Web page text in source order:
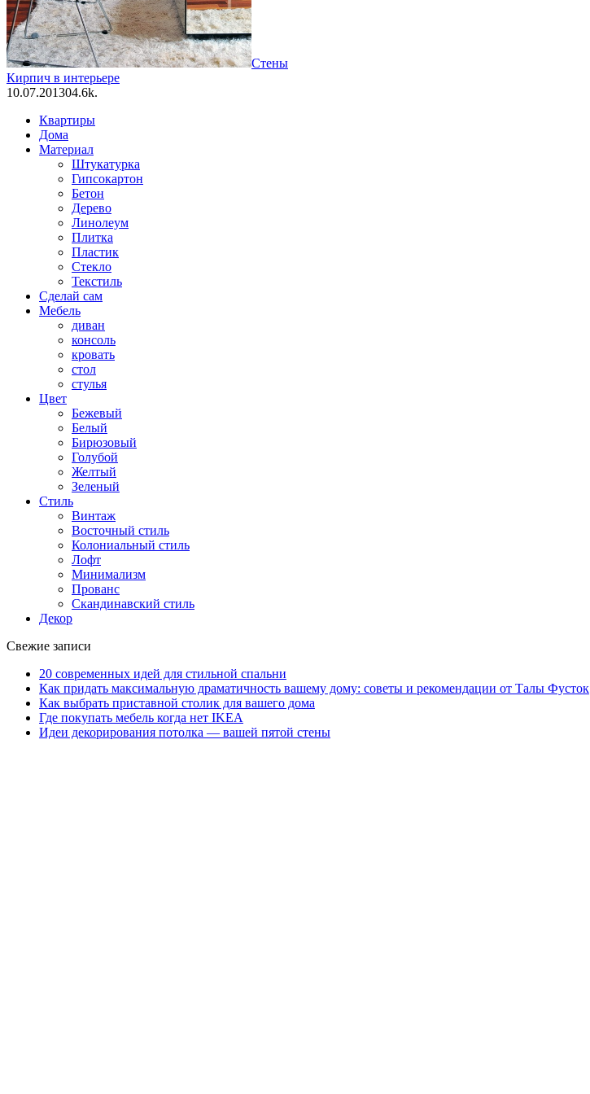
Стены
Кирпич в интерьере
10.07.201304.6k.
Квартиры
Дома
Материал
Штукатурка
Гипсокартон
Бетон
Дерево
Линолеум
Плитка
Пластик
Стекло
Текстиль
Сделай сам
Мебель
диван
консоль
кровать
стол
стулья
Цвет
Бежевый
Белый
Бирюзовый
Голубой
Желтый
Зеленый
Стиль
Винтаж
Восточный стиль
Колониальный стиль
Лофт
Минимализм
Прованс
Скандинавский стиль
Декор
Свежие записи
20 современных идей для стильной спальни
Как придать максимальную драматичность вашему дому: советы и рекомендации от Талы Фусток
Как выбрать приставной столик для вашего дома
Где покупать мебель когда нет IKEA
Идеи декорирования потолка — вашей пятой стены